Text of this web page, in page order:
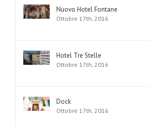
Nuovo Hotel Fontane
Ottobre 17th, 2016
Hotel Tre Stelle
Ottobre 17th, 2016
Dock
Ottobre 17th, 2016